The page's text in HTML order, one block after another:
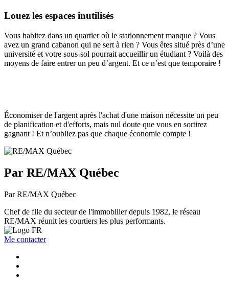
Louez les espaces inutilisés
Vous habitez dans un quartier où le stationnement manque ? Vous
avez un grand cabanon qui ne sert à rien ? Vous êtes situé près d’une
université et votre sous-sol pourrait accueillir un étudiant ? Voilà des
moyens de faire entrer un peu d’argent. Et ce n’est que temporaire !
Économiser de l'argent après l'achat d'une maison nécessite un peu
de planification et d'efforts, mais nul doute que vous en sortirez
gagnant ! Et n’oubliez pas que chaque économie compte !
Par RE/MAX Québec
Par RE/MAX Québec
Chef de file du secteur de l'immobilier depuis 1982, le réseau
RE/MAX réunit les courtiers les plus performants.
Me contacter